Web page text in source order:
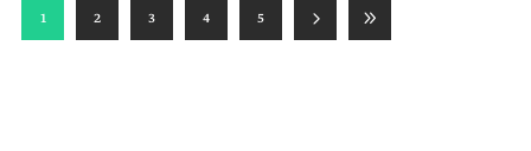
1 2 3 4 5